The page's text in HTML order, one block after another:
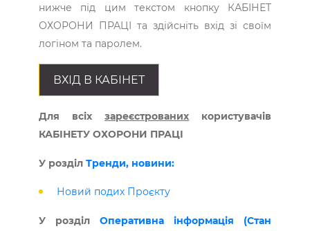
нижче під цим текстом кнопку КАБІНЕТ
ОХОРОНИ ПРАЦІ та здійсніть вхід зі своїм
логіном та паролем.
ВХІД В КАБІНЕТ
Для всіхзареєстрованих користувачів
КАБІНЕТУ ОХОРОНИ ПРАЦІ
У розділ Тренди, новини:
Новий подих Проєкту
У розділ Оперативна інформація (Стан